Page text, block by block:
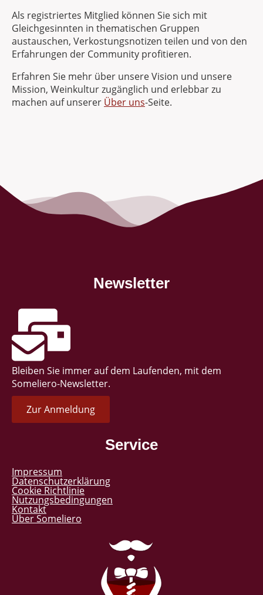
Als registriertes Mitglied können Sie sich mit
Gleichgesinnten in thematischen Gruppen
austauschen, Verkostungsnotizen teilen und von den
Erfahrungen der Community profitieren.
Erfahren Sie mehr über unsere Vision und unsere
Mission, Weinkultur zugänglich und erlebbar zu
machen auf unserer Über uns-Seite.
Newsletter
Bleiben Sie immer auf dem Laufenden, mit dem
Someliero-Newsletter.
Zur Anmeldung
Service
Impressum
Datenschutzerklärung
Cookie Richtlinie
Nutzungsbedingungen
Kontakt
Über Someliero